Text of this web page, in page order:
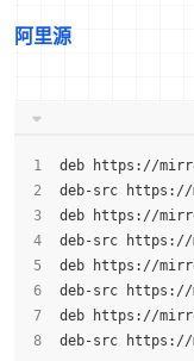
阿里源
deb https://
deb-src https://
deb https://
deb-src https://
deb https://
deb-src https://
deb https://
deb-src https://